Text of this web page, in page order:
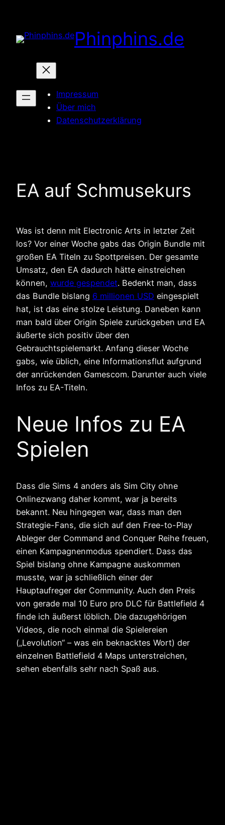
springen
Phinphins.de
Impressum
Über mich
Datenschutzerklärung
EA auf Schmusekurs
Was ist denn mit Electronic Arts in letzter Zeit
los? Vor einer Woche gabs das Origin Bundle mit
großen EA Titeln zu Spottpreisen. Der gesamte
Umsatz, den EA dadurch hätte einstreichen
können, wurde gespendet. Bedenkt man, dass
das Bundle bislang 6 millionen USD eingespielt
hat, ist das eine stolze Leistung. Daneben kann
man bald über Origin Spiele zurückgeben und EA
äußerte sich positiv über den
Gebrauchtspielemarkt. Anfang dieser Woche
gabs, wie üblich, eine Informationsflut aufgrund
der anrückenden Gamescom. Darunter auch viele
Infos zu EA-Titeln.
Neue Infos zu EA
Spielen
Dass die Sims 4 anders als Sim City ohne
Onlinezwang daher kommt, war ja bereits
bekannt. Neu hingegen war, dass man den
Strategie-Fans, die sich auf den Free-to-Play
Ableger der Command and Conquer Reihe freuen,
einen Kampagnenmodus spendiert. Dass das
Spiel bislang ohne Kampagne auskommen
musste, war ja schließlich einer der
Hauptaufreger der Community. Auch den Preis
von gerade mal 10 Euro pro DLC für Battlefield 4
finde ich äußerst löblich. Die dazugehörigen
Videos, die noch einmal die Spielereien
(„Levolution“ – was ein beknacktes Wort) der
einzelnen Battlefield 4 Maps unterstreichen,
sehen ebenfalls sehr nach Spaß aus.